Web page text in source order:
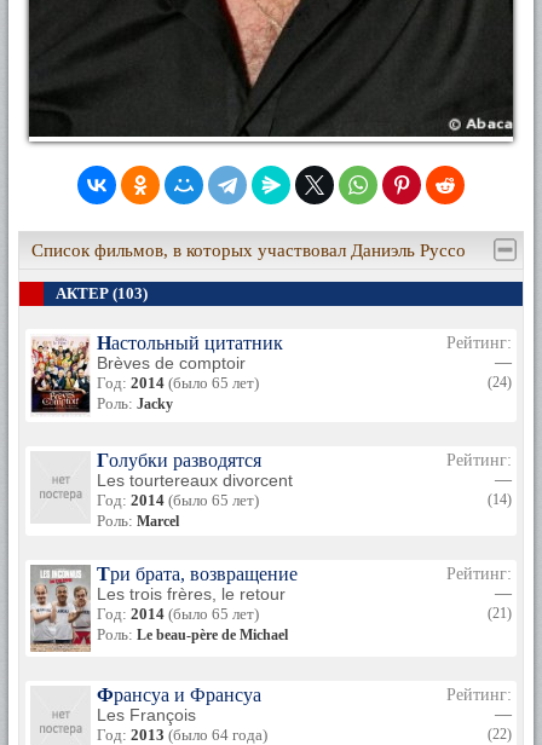
Список фильмов, в которых участвовал Даниэль Руссо
АКТЕР (103)
Настольный цитатник
Brèves de comptoir
Год: 2014 (было 65 лет)
Роль: Jacky
Рейтинг:
—
(24)
Голубки разводятся
Les tourtereaux divorcent
Год: 2014 (было 65 лет)
Роль: Marcel
Рейтинг:
—
(14)
Три брата, возвращение
Les trois frères, le retour
Год: 2014 (было 65 лет)
Роль: Le beau-père de Michael
Рейтинг:
—
(21)
Франсуа и Франсуа
Les François
Год: 2013 (было 64 года)
Рейтинг:
—
(22)